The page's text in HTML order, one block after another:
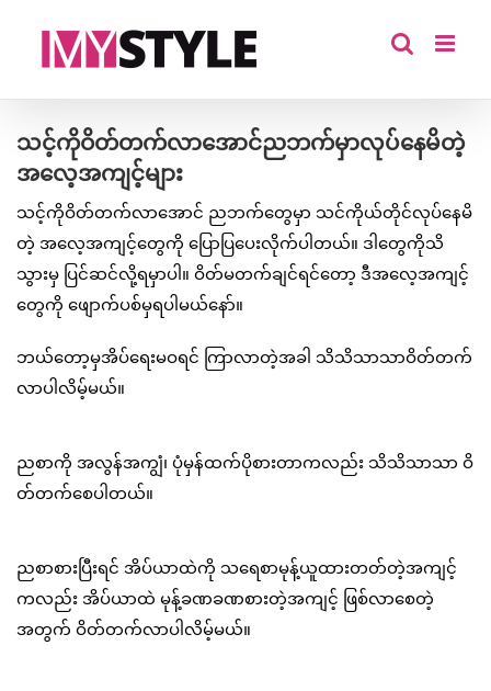
သင့်ကိုဝိတ်တက်လာအောင်ညဘက်မှာလုပ်နေမိတဲ့
အလေ့အကျင့်များ
သင့်ကိုဝိတ်တက်လာအောင် ညဘက်တွေမှာ သင်ကိုယ်တိုင်လုပ်နေမိ
တဲ့ အလေ့အကျင့်တွေကို ပြောပြပေးလိုက်ပါတယ်။ ဒါတွေကိုသိ
သွားမှ ပြင်ဆင်လို့ရမှာပါ။ ဝိတ်မတက်ချင်ရင်တော့ ဒီအလေ့အကျင့်
တွေကို ဖျောက်ပစ်မှရပါမယ်နော်။
ဘယ်တော့မှအိပ်ရေးမဝရင် ကြာလာတဲ့အခါ သိသိသာသာဝိတ်တက်
လာပါလိမ့်မယ်။
ညစာကို အလွန်အကျွံ၊ ပုံမှန်ထက်ပိုစားတာကလည်း သိသိသာသာ ဝိ
တ်တက်စေပါတယ်။
ညစာစားပြီးရင် အိပ်ယာထဲကို သရေစာမုန့်ယူထားတတ်တဲ့အကျင့်
ကလည်း အိပ်ယာထဲ မုန့်ခဏခဏစားတဲ့အကျင့် ဖြစ်လာစေတဲ့
အတွက် ဝိတ်တက်လာပါလိမ့်မယ်။